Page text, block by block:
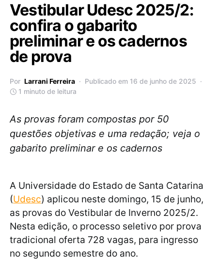
Vestibular Udesc 2025/2:
confira o gabarito
preliminar e os cadernos
de prova
Por Larrani Ferreira
Publicado em 16 de junho de 2025
1 minuto de leitura
As provas foram compostas por 50
questões objetivas e uma redação; veja o
gabarito preliminar e os cadernos
A Universidade do Estado de Santa Catarina
(Udesc) aplicou neste domingo, 15 de junho,
as provas do Vestibular de Inverno 2025/2.
Nesta edição, o processo seletivo por prova
tradicional oferta 728 vagas, para ingresso
no segundo semestre do ano.